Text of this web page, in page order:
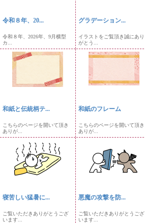
令和８年、20...
令和８年、2026年、9月横型
カ...
グラデーション...
イラストをご覧頂き誠にあり
がとう...
和紙と伝統柄テ...
こちらのページを開いて頂き
ありが...
和紙のフレーム
こちらのページを開いて頂き
ありが...
寝苦しい猛暑に...
ご覧いただきありがとうござ
います...
悪魔の攻撃を防...
ご覧いただきありがとうござ
います...